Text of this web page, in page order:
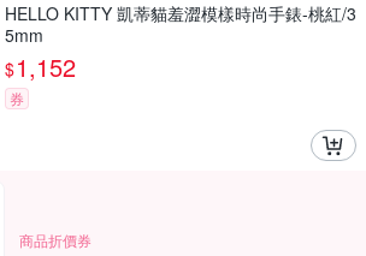
HELLO KITTY 凱蒂貓羞澀模樣時尚手錶-桃紅/3
5mm
$1,152
券
商品折價券